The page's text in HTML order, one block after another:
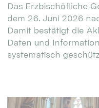
Das Erzbischöfliche
dem 26. Juni 2026
Damit bestätigt die
Daten und
systematisch